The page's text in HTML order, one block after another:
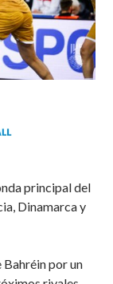
principal del
Dinamarca y
por un